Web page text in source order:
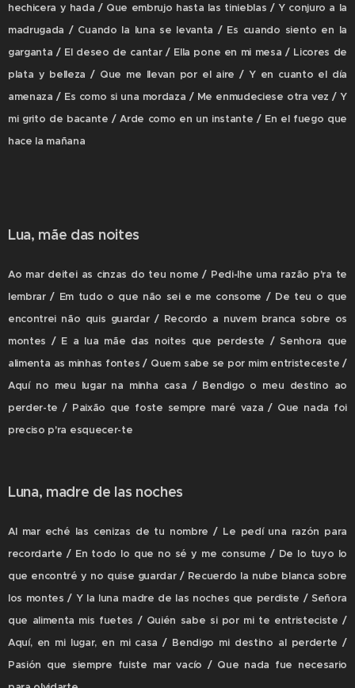
hechicera y hada / Que embrujo hasta las tinieblas / Y conjuro a la
madrugada / Cuando la luna se levanta / Es cuando siento en la
garganta / El deseo de cantar / Ella pone en mi mesa / Licores de
plata y belleza / Que me llevan por el aire / Y en cuanto el día
amenaza / Es como si una mordaza / Me enmudeciese otra vez / Y
mi grito de bacante / Arde como en un instante / En el fuego que
hace la mañana
Lua, mãe das noites
Ao mar deitei as cinzas do teu nome / Pedi-lhe uma razão p'ra te
lembrar / Em tudo o que não sei e me consome / De teu o que
encontrei não quis guardar / Recordo a nuvem branca sobre os
montes / E a lua mãe das noites que perdeste / Senhora que
alimenta as minhas fontes / Quem sabe se por mim entristeceste /
Aquí no meu lugar na minha casa / Bendigo o meu destino ao
perder-te / Paixão que foste sempre maré vaza / Que nada foi
preciso p'ra esquecer-te
Luna, madre de las noches
Al mar eché las cenizas de tu nombre / Le pedí una razón para
recordarte / En todo lo que no sé y me consume / De lo tuyo lo
que encontré y no quise guardar / Recuerdo la nube blanca sobre
los montes / Y la luna madre de las noches que perdiste / Señora
que alimenta mis fuetes / Quién sabe si por mi te entristeciste /
Aquí, en mi lugar, en mi casa / Bendigo mi destino al perderte /
Pasión que siempre fuiste mar vacío / Que nada fue necesario